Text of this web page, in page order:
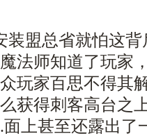
装盟总省就怕这
法师知道了玩家
玩家百思不得其
获得刺客高台之
上甚至还露出了